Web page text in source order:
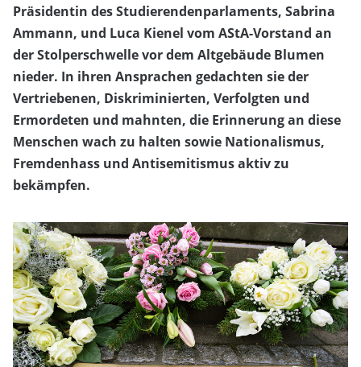
Präsidentin des Studierendenparlaments, Sabrina
Ammann, und Luca Kienel vom AStA-Vorstand an
der Stolperschwelle vor dem Altgebäude Blumen
nieder. In ihren Ansprachen gedachten sie der
Vertriebenen, Diskriminierten, Verfolgten und
Ermordeten und mahnten, die Erinnerung an diese
Menschen wach zu halten sowie Nationalismus,
Fremdenhass und Antisemitismus aktiv zu
bekämpfen.